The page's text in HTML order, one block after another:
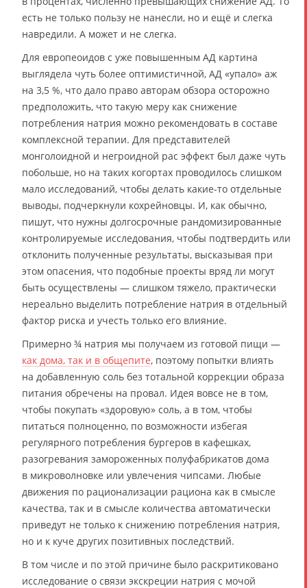
есть не только пользу не нанесли, но и ещё и слегка
навредили. А может и не слегка.
Для европеоидов с уже повышенным АД картина
выглядела чуть более оптимистичной, АД «упало» аж
на 3,5 %, что дало право авторам обзора осторожно
предположить, что такую меру как снижение
потребления натрия можно рекомендовать в составе
комплексной терапии. Для представителей
монголоидной и негроидной рас эффект был даже чуть
побольше, но на таких когортах проводилось слишком
мало исследований, чтобы делать какие-то отдельные
выводы, подчеркнули кохрейновцы. И, как обычно,
пишут, что нужны долгосрочные рандомизированные
контролируемые исследования, чтобы подтвердить или
отклонить полученные результаты, высказывая при
этом опасения, что подобные проекты вряд ли могут
быть осуществлены — слишком тяжело, практически
нереально выделить потребление натрия в отдельный
фактор риска и учесть только его влияние.
Примерно ¾ натрия мы получаем из готовой пищи —
как дома, так и в общепите, поэтому попытки влиять
на добавленную соль без тотальной коррекции образа
питания обречены на провал. Идея вовсе не в том,
чтобы покупать «здоровую» соль, а в том, чтобы
питаться полноценно, по возможности избегая
регулярного потребления бургеров в кафешках,
разогревания замороженных полуфабрикатов дома
в микроволновке или увлечения чипсами. Любые
движения по рационализации рациона как в смысле
качества, так и в смысле количества автоматически
приведут не только к снижению потребления натрия,
но и к куче других позитивных последствий.
В том числе и по этой причине было раскритиковано
исследование о связи экскреции натрия с мочой